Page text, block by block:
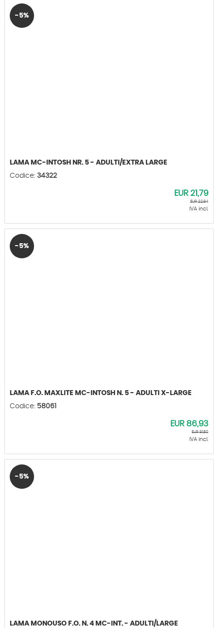
-5%
LAMA MC-INTOSH NR. 5 - ADULTI/EXTRA LARGE
Codice: 34322
EUR21,79
EUR22,94
IVA incl.
-5%
LAMA F.O. MAXLITE MC-INTOSH N. 5 - ADULTI X-LARGE
Codice: 58061
EUR 86,93
EUR91,50
IVA incl.
-5%
LAMA MONOUSO F.O. N. 4 MC-INT. - ADULTI/LARGE